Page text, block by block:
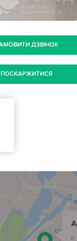
ДЗВІНОК
ПОСКАРЖИТИСЯ